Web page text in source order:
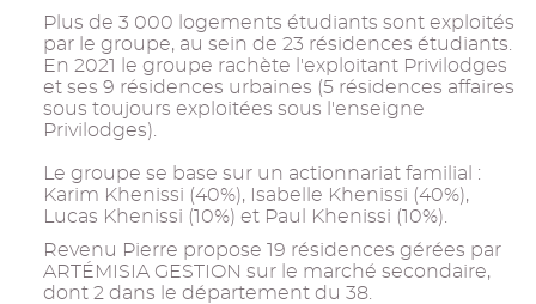
Plus de 3 000 logements étudiants sont exploités
par le groupe, au sein de 23 résidences étudiants.
En 2021 le groupe rachète l'exploitant Privilodges
et ses 9 résidences urbaines (5 résidences affaires
sous toujours exploitées sous l'enseigne
Privilodges).
Le groupe se base sur un actionnariat familial :
Karim Khenissi (40%), Isabelle Khenissi (40%),
Lucas Khenissi (10%) et Paul Khenissi (10%).
Revenu Pierre propose 19 résidences gérées par
ARTÉMISIA GESTION sur le marché secondaire,
dont 2 dans le département du 38.